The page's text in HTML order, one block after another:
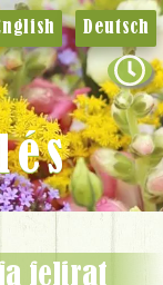
Deutsch